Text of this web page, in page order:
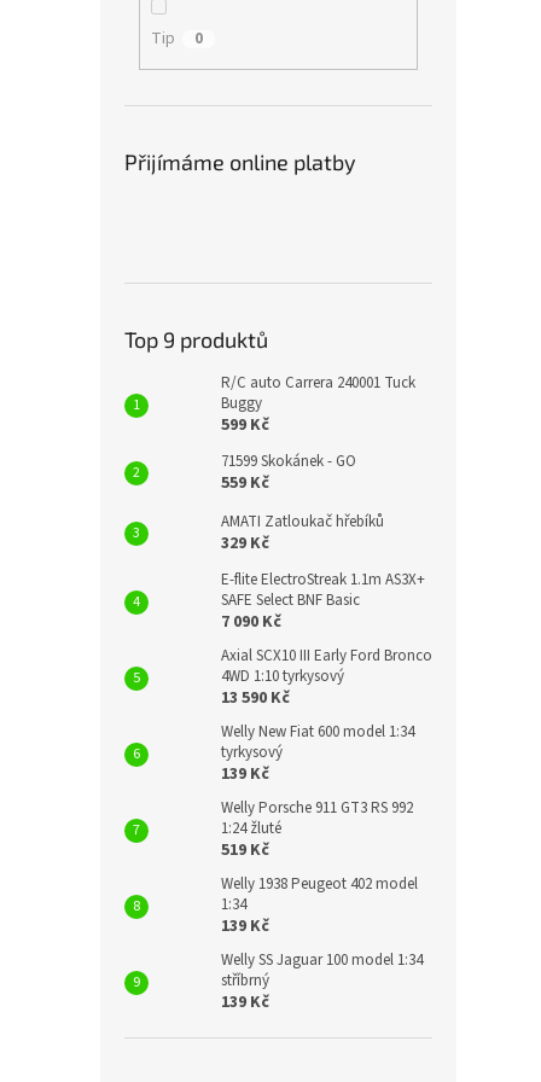
Tip 0
Přijímáme online platby
Top 9 produktů
R/C auto Carrera 240001 Tuck
Buggy
599 Kč
71599 Skokánek - GO
559 Kč
AMATI Zatloukač hřebíků
329 Kč
E-flite ElectroStreak 1.1m AS3X+
SAFE Select BNF Basic
7 090 Kč
Axial SCX10 III Early Ford Bronco
4WD 1:10 tyrkysový
13 590 Kč
Welly New Fiat 600 model 1:34
tyrkysový
139 Kč
Welly Porsche 911 GT3 RS 992
1:24 žluté
519 Kč
Welly 1938 Peugeot 402 model
1:34
139 Kč
Welly SS Jaguar 100 model 1:34
stříbrný
139 Kč